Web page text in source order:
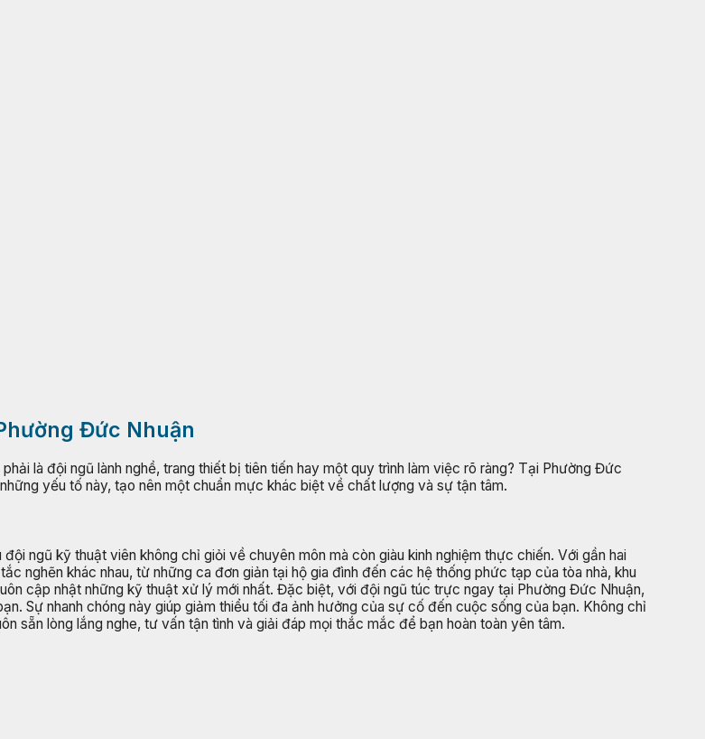
Đức Nhuận
là đội ngũ lành nghề, trang thiết bị tiên tiến hay một quy trình làm việc rõ ràng? Tại Phường Đức
yếu tố này, tạo nên một chuẩn mực khác biệt về chất lượng và sự tận tâm.
ngũ kỹ thuật viên không chỉ giỏi về chuyên môn mà còn giàu kinh nghiệm thực chiến. Với gần hai
nghẽn khác nhau, từ những ca đơn giản tại hộ gia đình đến các hệ thống phức tạp của tòa nhà, khu
cập nhật những kỹ thuật xử lý mới nhất. Đặc biệt, với đội ngũ túc trực ngay tại Phường Đức Nhuận,
Sự nhanh chóng này giúp giảm thiểu tối đa ảnh hưởng của sự cố đến cuộc sống của bạn. Không chỉ
sẵn lòng lắng nghe, tư vấn tận tình và giải đáp mọi thắc mắc để bạn hoàn toàn yên tâm.